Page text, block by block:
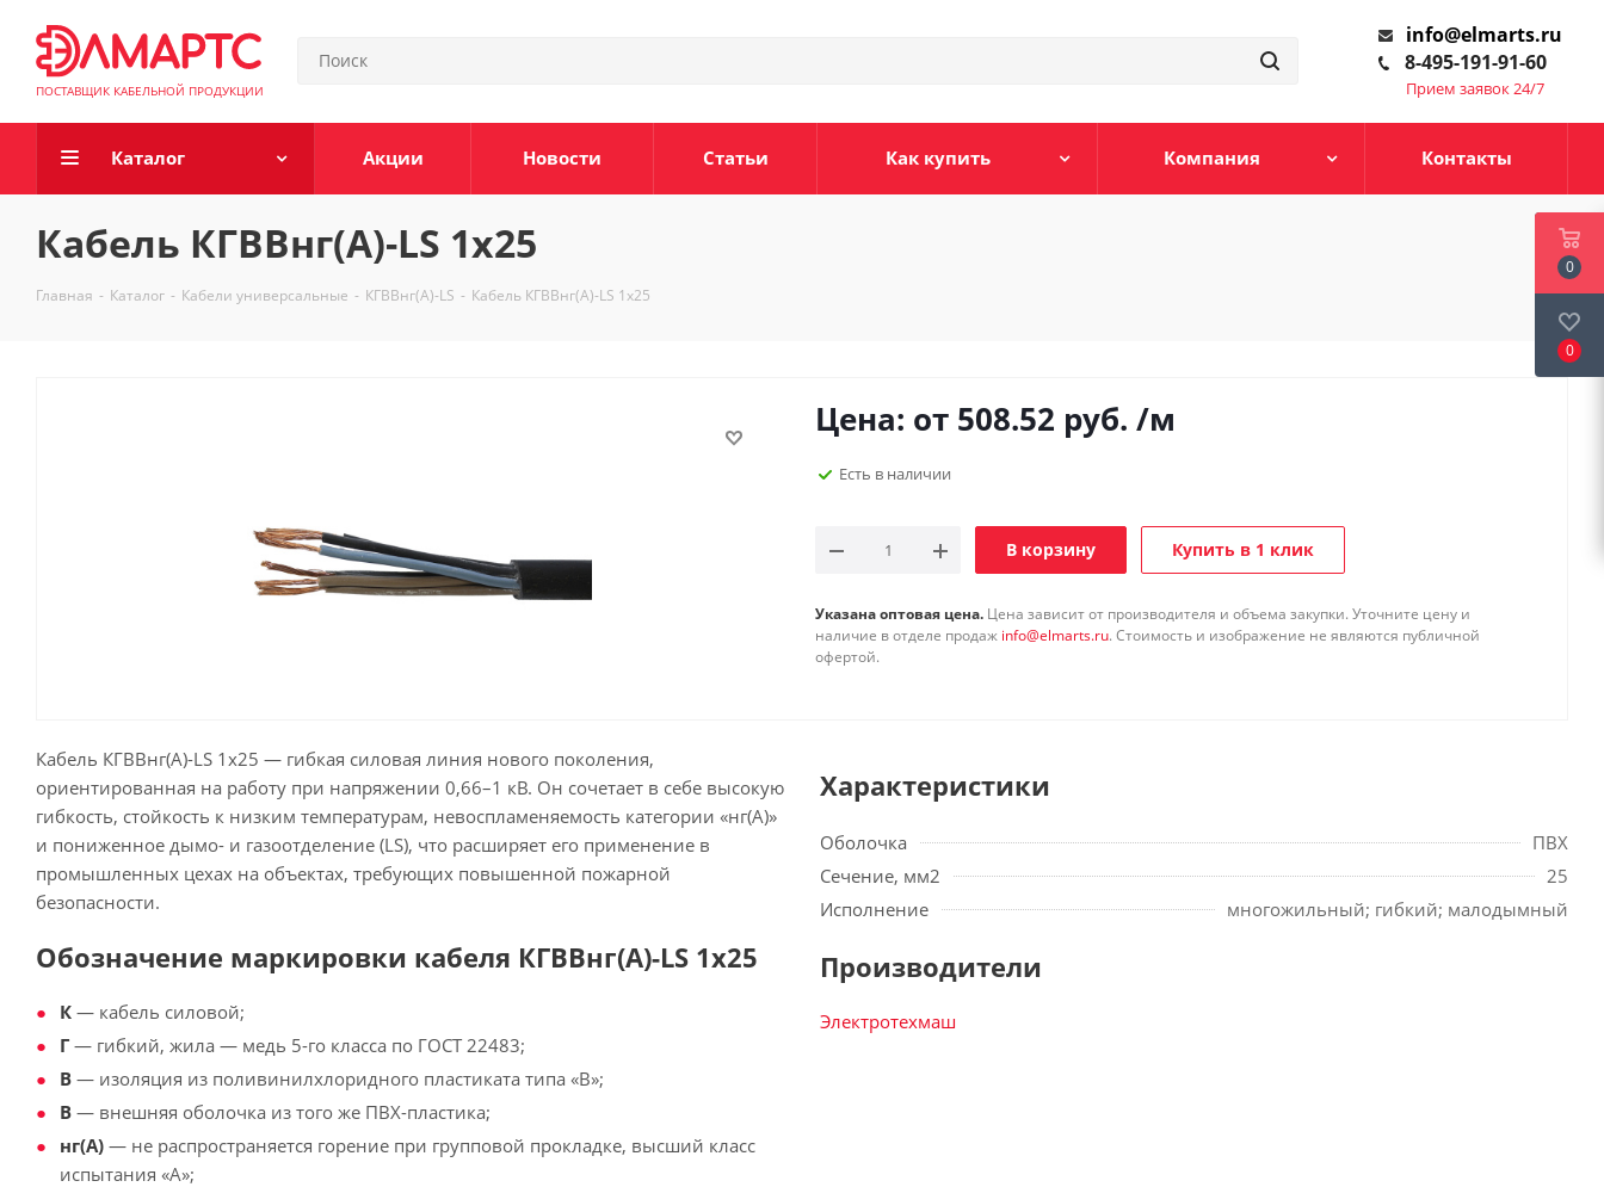
ПОСТАВЩИК КАБЕЛЬНОЙ ПРОДУКЦИИ
info@elmarts.ru
8-495-191-91-60
Прием заявок 24/7
Каталог Акции Новости Статьи Как купить Компания Контакты
Кабель КГВВнг(А)-LS 1х25
Главная - Каталог - Кабели универсальные - КГВВнг(А)-LS - Кабель КГВВнг(А)-LS 1х25
Цена: от 508.52 руб. /м
Есть в наличии
В корзину Купить в 1 клик
Указана оптовая цена. Цена зависит от производителя и объема закупки. Уточните цену и
наличие в отделе продаж info@elmarts.ru. Стоимость и изображение не являются публичной
офертой.
Кабель КГВВнг(А)-LS 1х25 — гибкая силовая линия нового поколения,
ориентированная на работу при напряжении 0,66–1 кВ. Он сочетает в себе высокую
гибкость, стойкость к низким температурам, невоспламеняемость категории «нг(А)»
и пониженное дымо- и газоотделение (LS), что расширяет его применение в
промышленных цехах на объектах, требующих повышенной пожарной
безопасности.
Обозначение маркировки кабеля КГВВнг(А)-LS 1х25
К — кабель силовой;
Г — гибкий, жила — медь 5-го класса по ГОСТ 22483;
В — изоляция из поливинилхлоридного пластиката типа «В»;
В — внешняя оболочка из того же ПВХ-пластика;
нг(А) — не распространяется горение при групповой прокладке, высший класс
испытания «А»;
Характеристики
Оболочка
ПВХ
Сечение, мм2
25
Исполнение
многожильный; гибкий; малодымный
Производители
Электротехмаш
0
0